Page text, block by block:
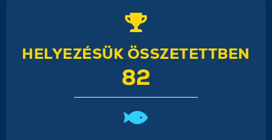
HELYEZÉSÜK ÖSSZETETTBEN
82